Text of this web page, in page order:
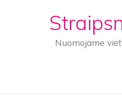
Nuomojame